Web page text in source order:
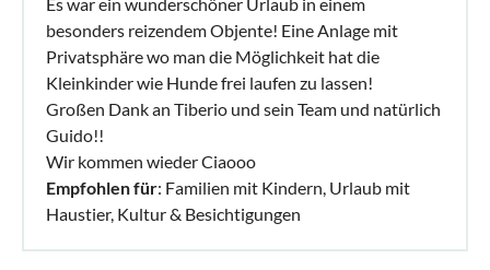
besonders reizendem Objente! Eine Anlage mit
Privatsphäre wo man die Möglichkeit hat die
Kleinkinder wie Hunde frei laufen zu lassen!
Großen Dank an Tiberio und sein Team und natürlich
Guido!!
Wir kommen wieder Ciaooo
Empfohlen für: Familien mit Kindern, Urlaub mit
Haustier, Kultur & Besichtigungen